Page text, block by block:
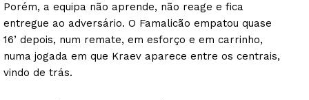
Porém, a equipa não aprende, não reage e fica
entregue ao adversário. O Famalicão empatou quase
16’ depois, num remate, em esforço e em carrinho,
numa jogada em que Kraev aparece entre os centrais,
vindo de trás.